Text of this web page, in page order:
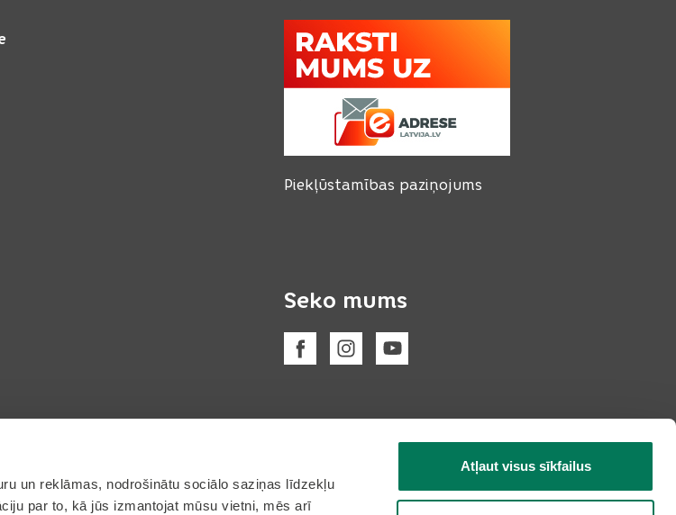
un reklāmas, nodrošinātu sociālo saziņas līdzekļu
par to, kā jūs izmantojat mūsu vietni, mēs arī
Atļaut visus sīkfailus
Piekļūstamības paziņojums
Seko mums